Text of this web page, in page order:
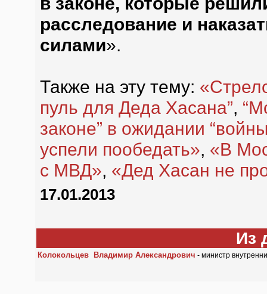
расследование и
силами».
Также на эту тему:
пуль для Деда Хасана”,
законе” в ожидании
успели пообедать», «В
с МВД», «Дед Хасан не
17.01.2013
Из
Колокольцев Владимир Александрович - министр